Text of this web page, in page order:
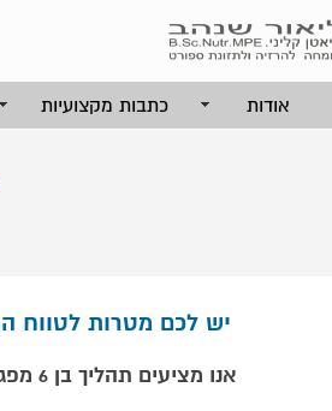
אודות כתבות מקצועיות
יש לכם מטרות לטווח
אנו מציעים תהליך בן 6 מפגשים שבו תקבלו: